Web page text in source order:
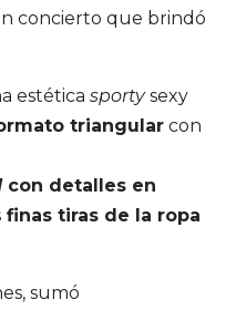
concierto que brindó
estética sportysexy
triangular con
con detalles en
finas tiras de la ropa
sumó